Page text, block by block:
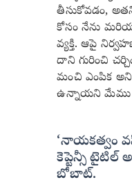
తీసుకోవడం,
కోసం నేను
వ్యక్తి. ఆపై
దాని గురించి
మంచి ఎంపిక
ఉన్నాయని మేము
‘నాయకత్వం
కెప్టెన్సీ టైటిల్
బోబాట్.